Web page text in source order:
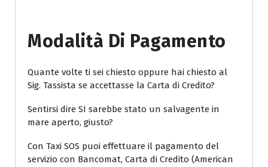
Modalità Di Pagamento
Quante volte ti sei chiesto oppure hai chiesto al
Sig. Tassista se accettasse la Carta di Credito?
Sentirsi dire SI sarebbe stato un salvagente in
mare aperto, giusto?
Con Taxi SOS puoi effettuare il pagamento del
servizio con Bancomat, Carta di Credito (American